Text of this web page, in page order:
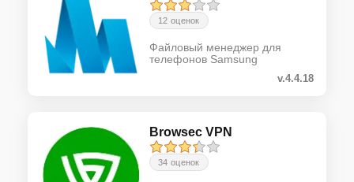
12 оценок
Файловый менеджер для
телефонов Samsung
v.4.4.18
Browsec VPN
34 оценок